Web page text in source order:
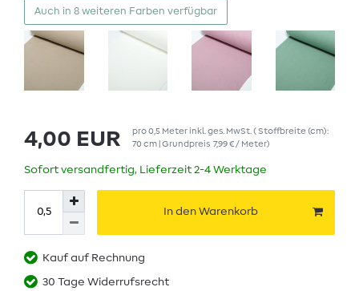
Auch in 8 weiteren Farben verfügbar
4,00 EUR pro0,5 Meterinkl. ges. MwSt. ( Stoffbreite (cm):
70 cm | Grundpreis 7,99 € / Meter)
Sofort versandfertig, Lieferzeit 2-4 Werktage
In den Warenkorb
Kauf auf Rechnung
30 Tage Widerrufsrecht